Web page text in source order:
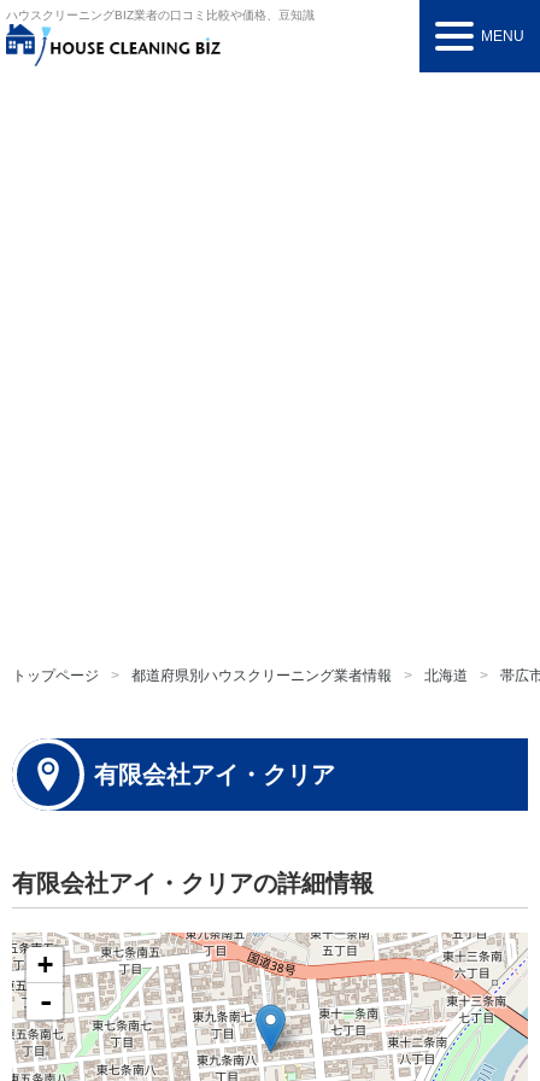
ハウスクリーニングBIZ業者の口コミ比較や価格、豆知識
MENU
トップページ 都道府県別ハウスクリーニング業者情報 北海道 帯広
有限会社アイ・クリア
有限会社アイ・クリアの詳細情報
+
-